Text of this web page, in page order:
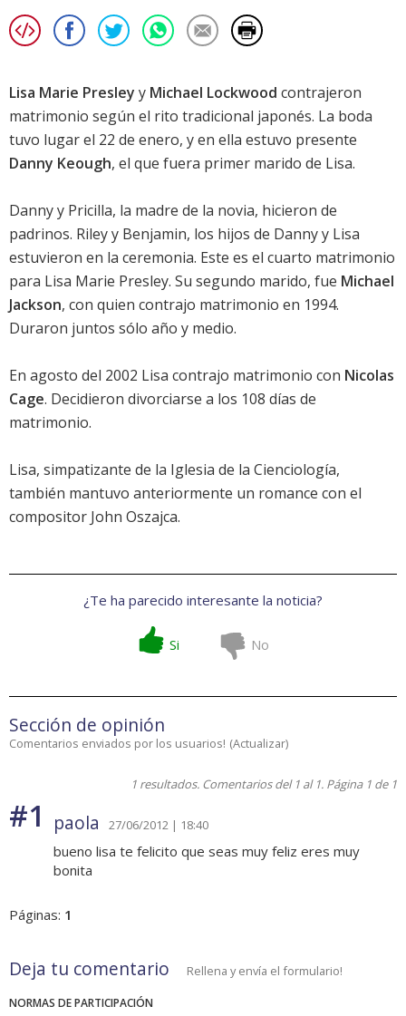
Lisa Marie Presley y Michael Lockwood contrajeron
matrimonio según el rito tradicional japonés. La boda
tuvo lugar el 22 de enero, y en ella estuvo presente
Danny Keough, el que fuera primer marido de Lisa.
Danny y Pricilla, la madre de la novia, hicieron de
padrinos. Riley y Benjamin, los hijos de Danny y Lisa
estuvieron en la ceremonia. Este es el cuarto matrimonio
para Lisa Marie Presley. Su segundo marido, fue Michael
Jackson, con quien contrajo matrimonio en 1994.
Duraron juntos sólo año y medio.
En agosto del 2002 Lisa contrajo matrimonio con Nicolas
Cage. Decidieron divorciarse a los 108 días de
matrimonio.
Lisa, simpatizante de la Iglesia de la Cienciología,
también mantuvo anteriormente un romance con el
compositor John Oszajca.
¿Te ha parecido interesante la noticia?
Si No
Sección de opinión
Comentarios enviados por los usuarios! (Actualizar)
1 resultados. Comentarios del 1 al 1. Página 1 de 1
#1 paola 27/06/2012 | 18:40
bueno lisa te felicito que seas muy feliz eres muy
bonita
Páginas: 1
Deja tu comentario Rellena y envía el formulario!
NORMAS DE PARTICIPACIÓN